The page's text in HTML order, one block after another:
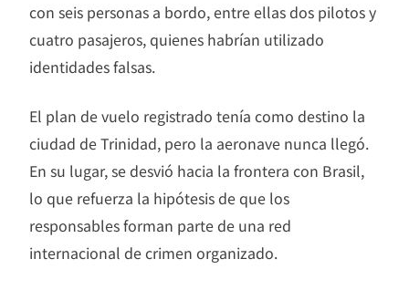
con seis personas a bordo, entre ellas dos pilotos y
cuatro pasajeros, quienes habrían utilizado
identidades falsas.
El plan de vuelo registrado tenía como destino la
ciudad de Trinidad, pero la aeronave nunca llegó.
En su lugar, se desvió hacia la frontera con Brasil,
lo que refuerza la hipótesis de que los
responsables forman parte de una red
internacional de crimen organizado.